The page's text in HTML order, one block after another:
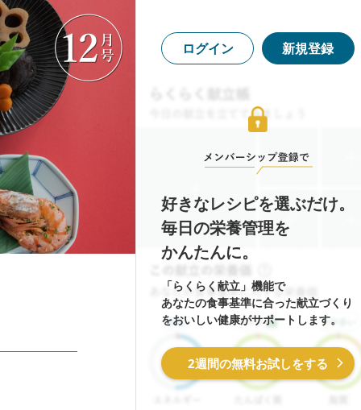
ログイン 新規登録
好きなレシピを選ぶだけ。
毎日の栄養管理を
かんたんに。
「らくらく献立」機能で
あなたの食事基準に合った献立づくり
をおいしい健康がサポートします。
2週間の無料お試しをする